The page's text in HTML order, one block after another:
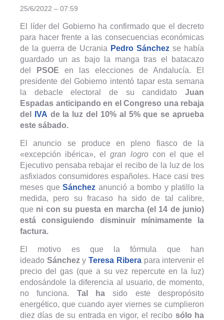
25/6/2022 – 07:59
El líder del Gobierno ha confirmado que el decreto
para hacer frente a las consecuencias económicas
de la guerra de Ucrania Pedro Sánchez se había
guardado un as bajo la manga tras el batacazo
del
PSOE en las elecciones de Andalucía. El
presidente del Gobierno intentó tapar esta semana
la debacle electoral de su candidato Juan
Espadas anticipando en el Congreso una rebaja
del
IVA de la luz del 10% al 5% que se aprueba
este sábado.
El anuncio se produce en pleno fiasco de la
«excepción ibérica», elgran logrocon el que el
Ejecutivo pensaba rebajar el recibo de la luz de los
asfixiados consumidores españoles. Hace casi tres
meses queSánchez anunció a bombo y platillo la
medida, pero su fracaso ha sido de tal calibre,
que ni con su puesta en marcha (el 14 de junio)
está
consiguiendo disminuir mínimamente la
factura.
El motivo es que la fórmula que han
ideado SánchezyTeresa Ribera para intervenir el
precio del gas (que a su vez repercute en la luz)
endosándole la diferencia al usuario, de momento,
no funciona. Tal hasido este despropósito
energético, que cuando ayer viernes se cumplieron
diez días de su entrada en vigor, el recibo sólo ha